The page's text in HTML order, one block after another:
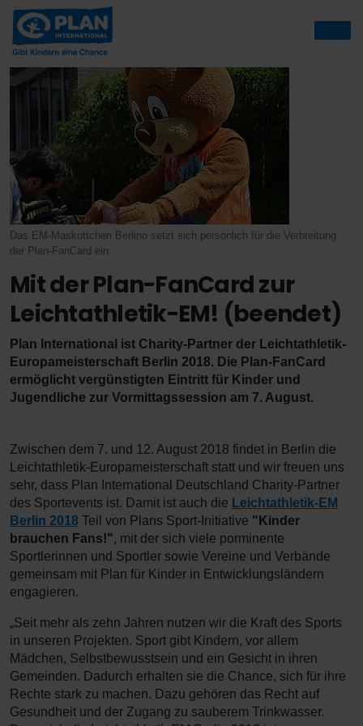
Das EM-Maskottchen Berlino setzt sich persönlich für die Verbreitung
der Plan-FanCard ein.
Mit der Plan-FanCard zur
Leichtathletik-EM! (beendet)
Plan International ist Charity-Partner der Leichtathletik-
Europameisterschaft Berlin 2018. Die Plan-FanCard
ermöglicht vergünstigten Eintritt für Kinder und
Jugendliche zur Vormittagssession am 7. August.
Zwischen dem 7. und 12. August 2018 findet in Berlin die
Leichtathletik-Europameisterschaft statt und wir freuen uns
sehr, dass Plan International Deutschland Charity-Partner
des Sportevents ist. Damit ist auch die Leichtathletik-EM
Berlin 2018 Teil von Plans Sport-Initiative "Kinder
brauchen Fans!", mit der sich viele porminente
Sportlerinnen und Sportler sowie Vereine und Verbände
gemeinsam mit Plan für Kinder in Entwicklungsländern
engagieren.
„Seit mehr als zehn Jahren nutzen wir die Kraft des Sports
in unseren Projekten. Sport gibt Kindern, vor allem
Mädchen, Selbstbewusstsein und ein Gesicht in ihren
Gemeinden. Dadurch erhalten sie die Chance, sich für ihre
Rechte stark zu machen. Dazu gehören das Recht auf
Gesundheit und der Zugang zu sauberem Trinkwasser.